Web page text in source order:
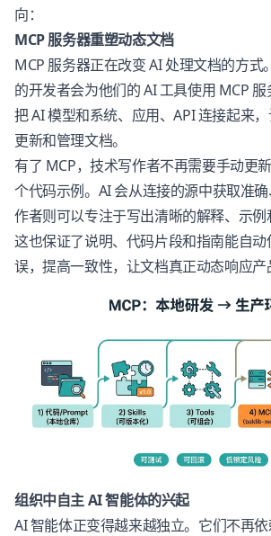
向：
MCP 服务器重塑动态文档
MCP 服务器正在改变 AI 处理文档的方式
的开发者会为他们的 AI 工具使用 MCP
把 AI 模型和系统、应用、API 连接起来，
更新和管理文档。
有了 MCP，技术写作者不再需要手动更
个代码示例。AI 会从连接的源中获取准
作者则可以专注于写出清晰的解释、示例
这也保证了说明、代码片段和指南能自
误，提高一致性，让文档真正动态响应产
组织中自主 AI 智能体的兴起
AI 智能体正变得越来越独立。它们不再